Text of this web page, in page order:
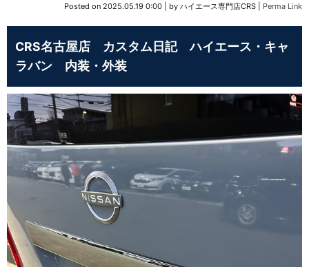
Posted on 2025.05.19 0:00 by ハイエース専門店CRS Perma Link
CRS名古屋店 カスタム日記 ハイエース・キャ
ラバン 内装・外装